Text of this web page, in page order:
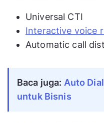
Universal CTI
Interactive voice
Automatic call
Baca juga: Auto
untuk Bisnis